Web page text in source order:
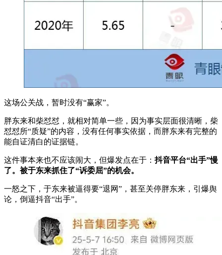
这场公关战，暂时没有“赢家”。
胖东来和柴怼怼，就相对简单一些，因为事实层面很清晰，柴
怼怼所“质疑”的内容，没有任何事实依据，而胖东来有完整的
能自证清白的证据链。
这件事本来也不应该闹大，但爆发点在于：抖音平台“出手”慢
了。被于东来抓住了“诉委屈”的机会。
一怒之下，于东来被逼得要“退网”，甚至关停胖东来，引爆舆
论，倒逼抖音“出手”。